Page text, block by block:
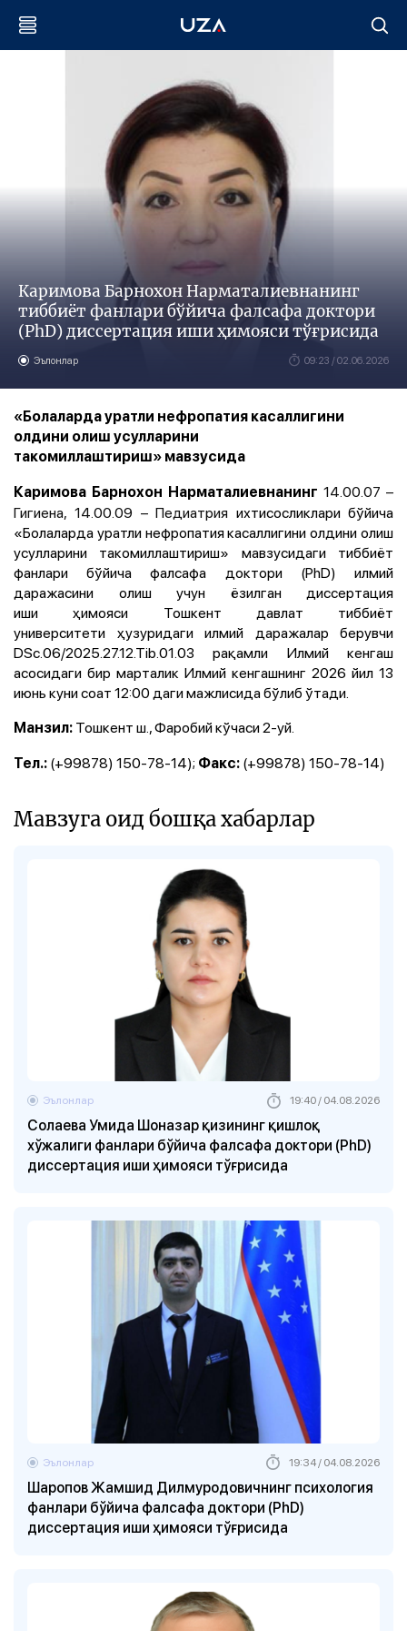
Каримова Барнохон Нарматалиевнанинг
тиббиёт фанлари бўйича фалсафа доктори
(PhD) диссертация иши ҳимояси тўғрисида
Эълонлар 09:23 / 02.06.2026
«Болаларда уратли нефропатия касаллигини
олдини олиш усулларини
такомиллаштириш» мавзусида
Каримова Барнохон Нарматалиевнанинг 14.00.07 –
Гигиена, 14.00.09 – Педиатрия ихтисосликлари бўйича
«Болаларда уратли нефропатия касаллигини олдини олиш
усулларини такомиллаштириш» мавзусидаги тиббиёт
фанлари бўйича фалсафа доктори (PhD) илмий
даражасини олиш учун ёзилган диссертация
иши ҳимояси Тошкент давлат тиббиёт
университети ҳузуридаги илмий даражалар берувчи
DSc.06/2025.27.12.Tib.01.03 рақамли Илмий кенгаш
асосидаги бир марталик Илмий кенгашнинг 2026 йил 13
июнь куни соат 12:00 даги мажлисида бўлиб ўтади.
Манзил: Тошкент ш., Фаробий кўчаси 2-уй.
Тел.: (+99878) 150-78-14); Факс: (+99878) 150-78-14)
Мавзуга оид бошқа хабарлар
Солаева Умида Шоназар қизининг қишлоқ
хўжалиги фанлари бўйича фалсафа доктори (PhD)
диссертация иши ҳимояси тўғрисида
Эълонлар 19:40 / 04.08.2026
Шаропов Жамшид Дилмуродовичнинг психология
фанлари бўйича фалсафа доктори (PhD)
диссертация иши ҳимояси тўғрисида
Эълонлар 19:34 / 04.08.2026